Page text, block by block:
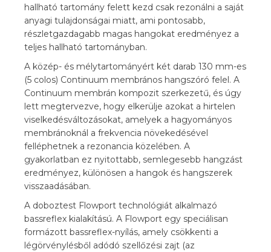
hallható tartomány felett kezd csak rezonálni a saját
anyagi tulajdonságai miatt, ami pontosabb,
részletgazdagabb magas hangokat eredményez a
teljes hallható tartományban.
A közép- és mélytartományért két darab 130 mm-es
(5 colos) Continuum membrános hangszóró felel. A
Continuum membrán kompozit szerkezetű, és úgy
lett megtervezve, hogy elkerülje azokat a hirtelen
viselkedésváltozásokat, amelyek a hagyományos
membránoknál a frekvencia növekedésével
felléphetnek a rezonancia közelében. A
gyakorlatban ez nyitottabb, semlegesebb hangzást
eredményez, különösen a hangok és hangszerek
visszaadásában.
A doboztest Flowport technológiát alkalmazó
bassreflex kialakítású. A Flowport egy speciálisan
formázott bassreflex-nyílás, amely csökkenti a
légörvénylésből adódó szellőzési zajt (az